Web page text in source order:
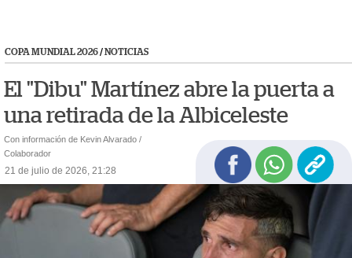
COPA MUNDIAL 2026/NOTICIAS
El "Dibu" Martínez abre la puerta a
una retirada de la Albiceleste
Con información de Kevin Alvarado /
Colaborador
21 de julio de 2026, 21:28